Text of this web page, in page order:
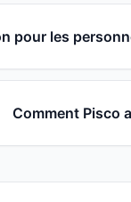
pour les
Comment Pisco